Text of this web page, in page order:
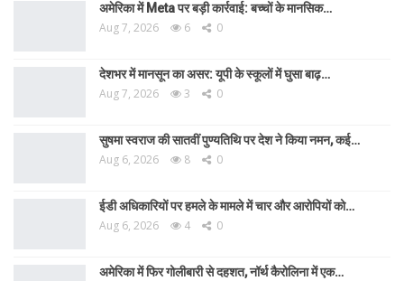
अमेरिका में Meta पर बड़ी कार्रवाई: बच्चों के मानसिक…
Aug 7, 2026 6 0
देशभर में मानसून का असर: यूपी के स्कूलों में घुसा बाढ़…
Aug 7, 2026 3 0
सुषमा स्वराज की सातवीं पुण्यतिथि पर देश ने किया नमन, कई…
Aug 6, 2026 8 0
ईडी अधिकारियों पर हमले के मामले में चार और आरोपियों को…
Aug 6, 2026 4 0
अमेरिका में फिर गोलीबारी से दहशत, नॉर्थ कैरोलिना में एक…